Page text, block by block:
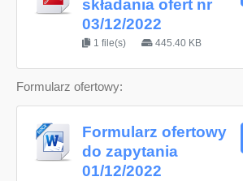
składania ofert nr
03/12/2022
1 file(s) 445.40 KB
Formularz ofertowy:
Formularz ofertowy
do zapytania
01/12/2022